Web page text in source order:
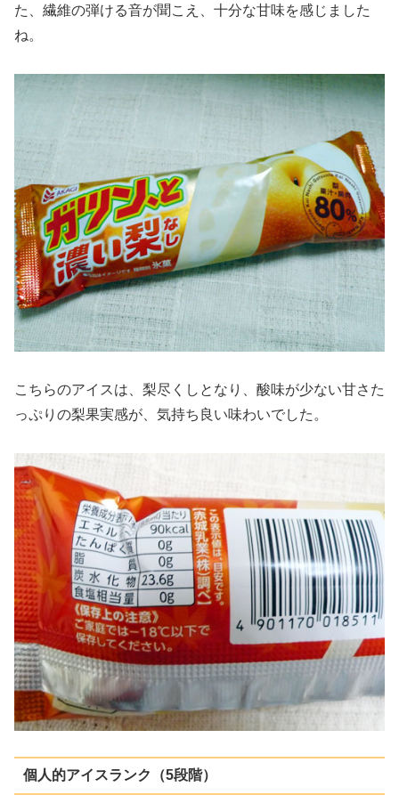
た、繊維の弾ける音が聞こえ、十分な甘味を感じました
ね。
こちらのアイスは、梨尽くしとなり、酸味が少ない甘さた
っぷりの梨果実感が、気持ち良い味わいでした。
個人的アイスランク（5段階）